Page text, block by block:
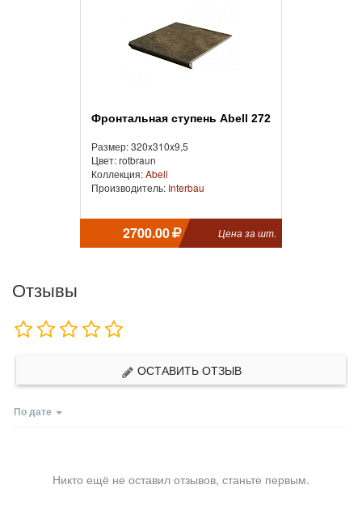
Фронтальная ступень Abell 272
Размер: 320x310x9,5
Цвет: rotbraun
Коллекция:Abell
Производитель: Interbau
2700.00 Цена за шт.
Отзывы
ОСТАВИТЬ ОТЗЫВ
По дате
Никто ещё не оставил отзывов, станьте первым.